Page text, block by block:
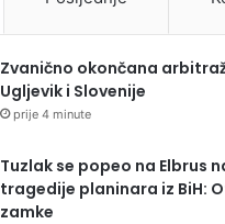
Zvanično okončana
Ugljevik i Slovenije
prije 4 minute
Tuzlak se popeo na Elbrus
tragedije planinara iz BiH:
zamke